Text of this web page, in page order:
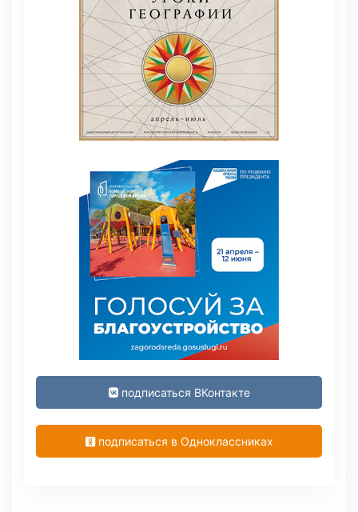
подписаться ВКонтакте
подписаться в Одноклассниках